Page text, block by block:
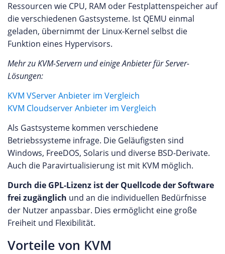
Ressourcen wie CPU, RAM oder Festplattenspeicher auf
die verschiedenen Gastsysteme. Ist QEMU einmal
geladen, übernimmt der Linux-Kernel selbst die
Funktion eines Hypervisors.
Mehr zu KVM-Servern und einige Anbieter für Server-
Lösungen:
KVM VServer Anbieter im Vergleich
KVM Cloudserver Anbieter im Vergleich
Als Gastsysteme kommen verschiedene
Betriebssysteme infrage. Die Geläufigsten sind
Windows, FreeDOS, Solaris und diverse BSD-Derivate.
Auch die Paravirtualisierung ist mit KVM möglich.
Durch die GPL-Lizenz ist der Quellcode der Software
frei zugänglich und an die individuellen Bedürfnisse
der Nutzer anpassbar. Dies ermöglicht eine große
Freiheit und Flexibilität.
Vorteile von KVM